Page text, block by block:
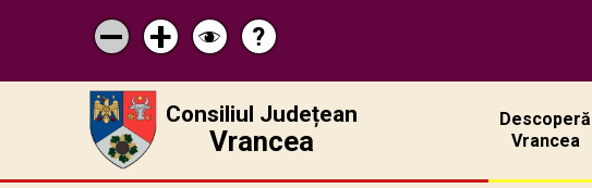
Micșorează
scrisul
Mărește
scrisul
Schimbă
contrastul
Pagina
de
ajutor
?
Consiliul Județean
Vrancea
Descoperă
Vrancea